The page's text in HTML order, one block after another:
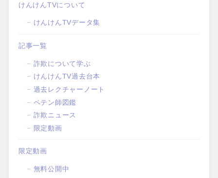
けんけんTVについて
けんけんTVデータ集
記事一覧
詐欺について学ぶ
けんけんTV過去台本
過去レクチャーノート
ペテン師図鑑
詐欺ニュース
限定動画
限定動画
無料公開中